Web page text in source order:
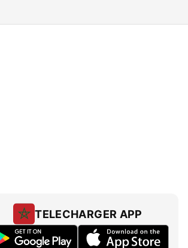
TELECHARGER APP